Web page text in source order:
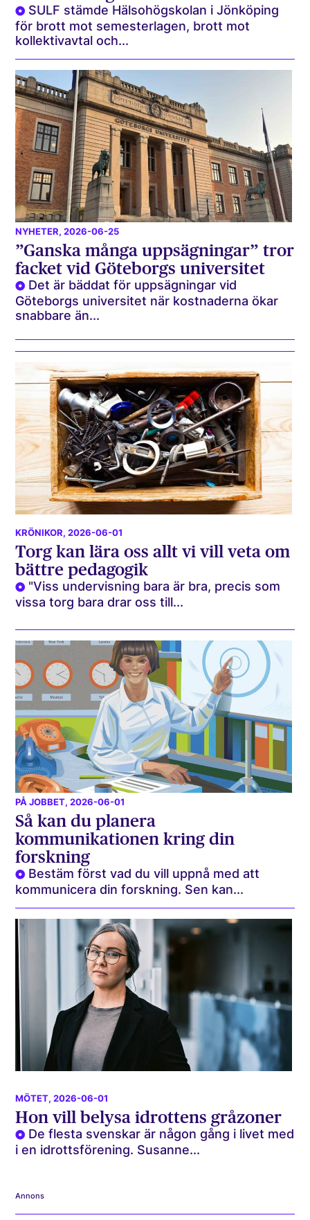
SULF stämde Hälsohögskolan i Jönköping
för brott mot semesterlagen, brott mot
kollektivavtal och...
NYHETER, 2026-06-25
”Ganska många uppsägningar” tror
facket vid Göteborgs universitet
Det är bäddat för uppsägningar vid
Göteborgs universitet när kostnaderna ökar
snabbare än...
KRÖNIKOR, 2026-06-01
Torg kan lära oss allt vi vill veta om
bättre pedagogik
"Viss undervisning bara är bra, precis som
vissa torg bara drar oss till...
PÅ JOBBET, 2026-06-01
Så kan du planera
kommunikationen kring din
forskning
Bestäm först vad du vill uppnå med att
kommunicera din forskning. Sen kan...
MÖTET, 2026-06-01
Hon vill belysa idrottens gråzoner
De flesta svenskar är någon gång i livet med
i en idrottsförening. Susanne...
Annons